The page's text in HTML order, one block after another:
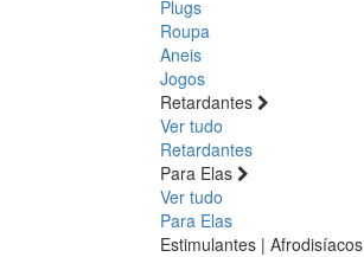
Plugs
Roupa
Aneis
Jogos
Retardantes
Ver tudo
Retardantes
Para Elas
Ver tudo
Para Elas
Estimulantes | Afrodisíacos